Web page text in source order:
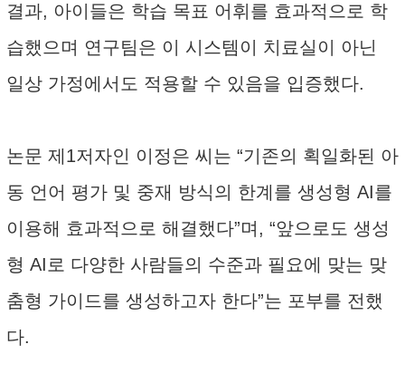
결과, 아이들은 학습 목표 어휘를 효과적으로 학
습했으며 연구팀은 이 시스템이 치료실이 아닌
일상 가정에서도 적용할 수 있음을 입증했다.
논문 제1저자인 이정은 씨는 “기존의 획일화된 아
동 언어 평가 및 중재 방식의 한계를 생성형 AI를
이용해 효과적으로 해결했다”며, “앞으로도 생성
형 AI로 다양한 사람들의 수준과 필요에 맞는 맞
춤형 가이드를 생성하고자 한다”는 포부를 전했
다.